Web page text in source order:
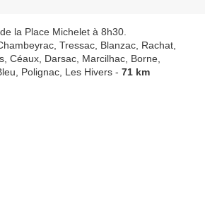
la Place Michelet à 8h30.
Tressac, Blanzac, Rachat,
Céaux, Darsac, Marcilhac, Borne,
Polignac, Les Hivers - 71 km